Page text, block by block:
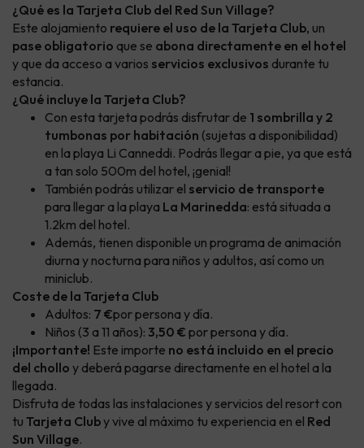
¿Qué es la Tarjeta Club del Red Sun Village?
Este alojamiento requiere el uso de la Tarjeta Club, un
pase obligatorio que se abona directamente en el hotel
y que da acceso a varios servicios exclusivos durante tu
estancia.
¿Qué incluye la Tarjeta Club?
Con esta tarjeta podrás disfrutar de 1 sombrilla y 2
tumbonas por habitación (sujetas a disponibilidad)
en la playa Li Canneddi. Podrás llegar a pie, ya que está
a tan solo 500m del hotel, ¡genial!
También podrás utilizar el servicio de transporte
para llegar a la playa La Marinedda: está situada a
1.2km del hotel.
Además, tienen disponible un programa de animación
diurna y nocturna para niños y adultos, así como un
miniclub.
Coste de la Tarjeta Club
Adultos: 7 €por persona y día.
Niños (3 a 11 años): 3,50 € por persona y día.
¡Importante! Este importe no está incluido en el precio
del chollo y deberá pagarse directamente en el hotel a la
llegada.
Disfruta de todas las instalaciones y servicios del resort con
tu Tarjeta Cluby vive al máximo tu experiencia en el Red
Sun Village.